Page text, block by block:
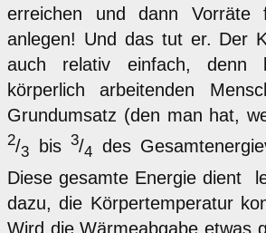
erreichen und dann Vorräte
anlegen! Und das tut er. Der
auch relativ einfach, denn
körperlich arbeitenden
Grundumsatz (den man hat,
2/3 bis3/4 des
Diese gesamte Energie dient
dazu, die Körpertemperatur
Wird die Wärmeabgabe etwas